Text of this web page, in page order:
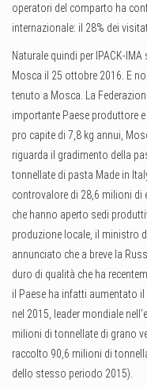
operatori del comparto ha
internazionale: il 28% dei
Naturale quindi per IPACK-
Mosca il 25 ottobre 2016. E
tenuto a Mosca. La
importante Paese produttore
pro capite di 7,8 kg annui,
riguarda il gradimento della
tonnellate di pasta Made in
controvalore di 28,6 milioni di
che hanno aperto sedi
produzione locale, il ministro
annunciato che a breve la
duro di qualità che ha
il Paese ha infatti aumentato
nel 2015, leader mondiale
milioni di tonnellate di grano
raccolto 90,6 milioni di
dello stesso periodo 2015).